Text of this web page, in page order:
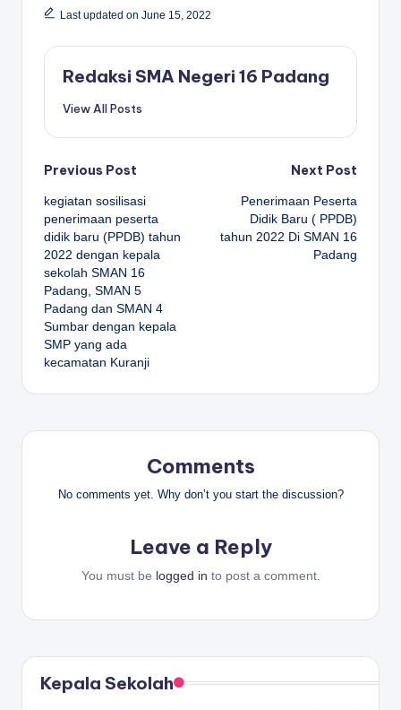
Last updated on June 15, 2022
Redaksi SMA Negeri 16 Padang
View All Posts
Post
navigation
Previous Post
kegiatan sosilisasi
penerimaan peserta
didik baru (PPDB) tahun
2022 dengan kepala
sekolah SMAN 16
Padang, SMAN 5
Padang dan SMAN 4
Sumbar dengan kepala
SMP yang ada
kecamatan Kuranji
Next Post
Penerimaan Peserta
Didik Baru ( PPDB)
tahun 2022 Di SMAN 16
Padang
Comments
No comments yet. Why don’t you start the discussion?
Leave a Reply
You must be logged in to post a comment.
Kepala Sekolah